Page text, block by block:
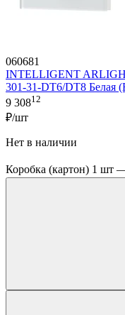
060681
INTELLIGENT
301-31-DT6/DT8 Белая
9 30812
₽/шт
Нет в наличии
Коробка (картон) 1 шт